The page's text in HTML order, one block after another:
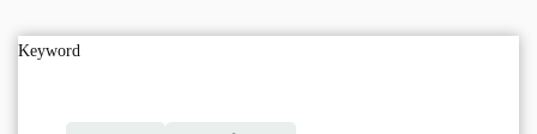
Keyword